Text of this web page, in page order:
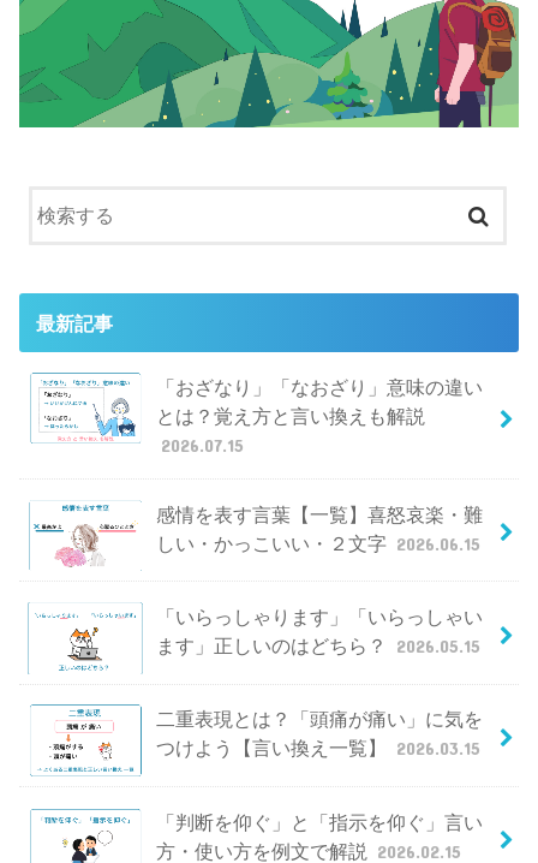
最新記事
「おざなり」「なおざり」意味の違い
とは？覚え方と言い換えも解説
2026.07.15
感情を表す言葉【一覧】喜怒哀楽・難
しい・かっこいい・２文字 2026.06.15
「いらっしゃります」「いらっしゃい
ます」正しいのはどちら？
2026.05.15
二重表現とは？「頭痛が痛い」に気を
つけよう【言い換え一覧】
2026.03.15
「判断を仰ぐ」と「指示を仰ぐ」言い
方・使い方を例文で解説
2026.02.15